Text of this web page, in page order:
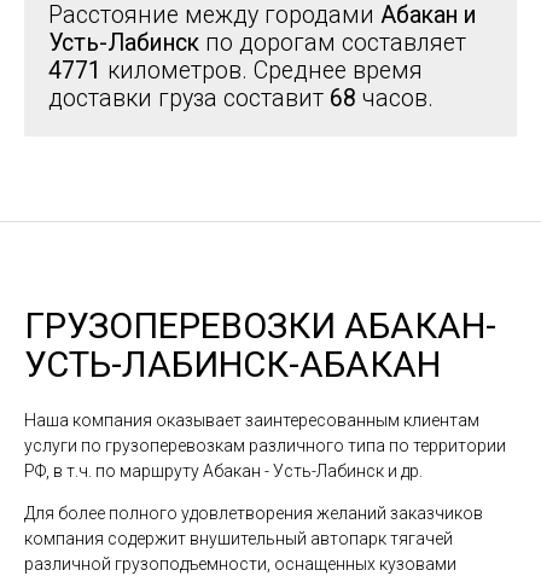
Расстояние между городами Абакан и
Усть-Лабинск по дорогам составляет
4771 километров. Среднее время
доставки груза составит 68 часов.
ГРУЗОПЕРЕВОЗКИ АБАКАН-
УСТЬ-ЛАБИНСК-АБАКАН
Наша компания оказывает заинтересованным клиентам
услуги по грузоперевозкам различного типа по территории
РФ, в т.ч. по маршруту Абакан - Усть-Лабинск и др.
Для более полного удовлетворения желаний заказчиков
компания содержит внушительный автопарк тягачей
различной грузоподъемности, оснащенных кузовами